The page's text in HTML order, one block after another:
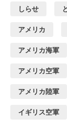
しらせ
アメリカ
アメリカ海軍
アメリカ空軍
アメリカ陸軍
イギリス空軍